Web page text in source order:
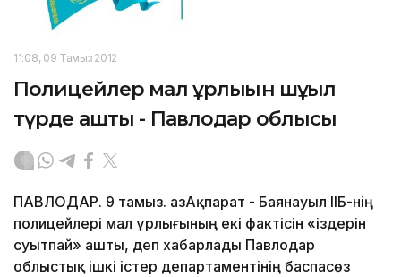
11:08, 09 Тамыз 2012
Полицейлер мал ұрлығын шұғыл
түрде ашты - Павлодар облысы
ПАВЛОДАР. 9 тамыз. ҚазАқпарат - Баянауыл ІІБ-нің
полицейлері мал ұрлығының екі фактісін «іздерін
суытпай» ашты, деп хабарлады Павлодар
облыстық ішкі істер департаментінің баспасөз